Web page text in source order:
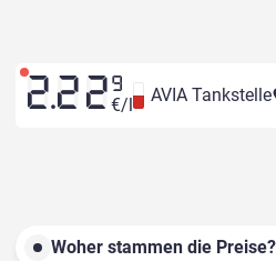
2.22 9
€/l AVIA Tankstelle
Woher stammen die Preise?